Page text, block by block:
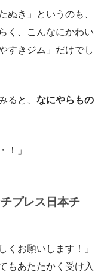
ぬき」というのも、
く、こんなにかわい
すきジム」だけでし
ると、 なにやらもの
！」
プレス日本チ
くお願いします！」
もあたたかく受け入